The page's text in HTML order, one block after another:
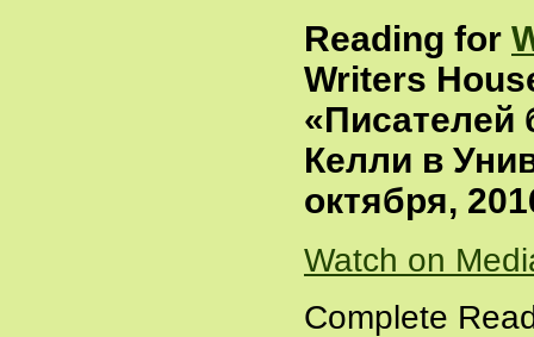
Reading for
Writers
«Писателей
Келли в
октября,
Watch on
Complete